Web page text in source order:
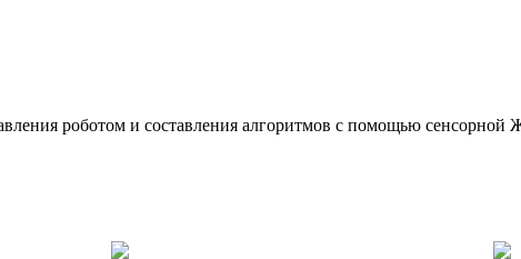
роботом и составления алгоритмов с помощью сенсорной